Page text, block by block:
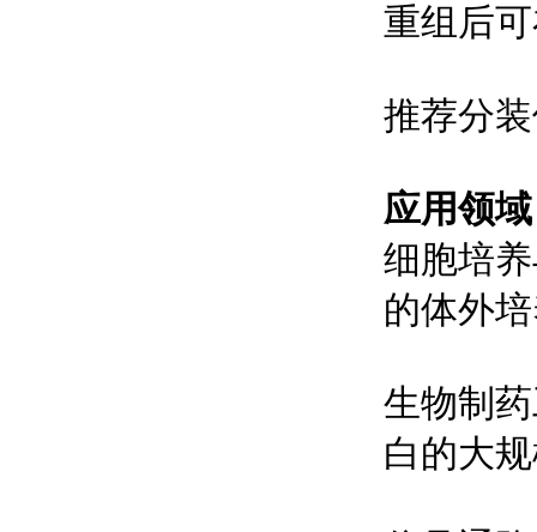
重组后
推荐分
应用领域
细胞培
的体外
生物制
白的大